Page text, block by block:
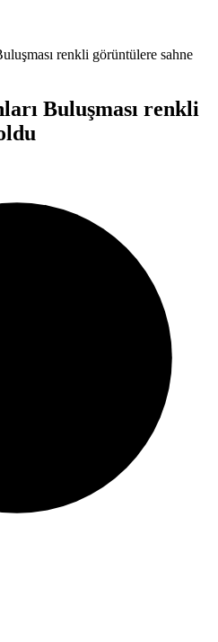
renkli görüntülere sahne
Buluşması renkli